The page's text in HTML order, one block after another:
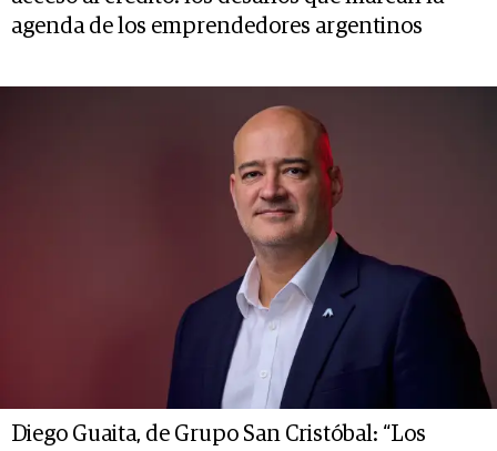
agenda de los emprendedores argentinos
Diego Guaita, de Grupo San Cristóbal: “Los